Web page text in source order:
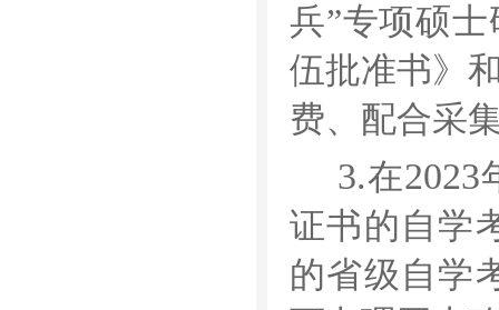
兵”专项硕
伍批准书》
费、配合采
3.在2023
证书的自学
的省级自学